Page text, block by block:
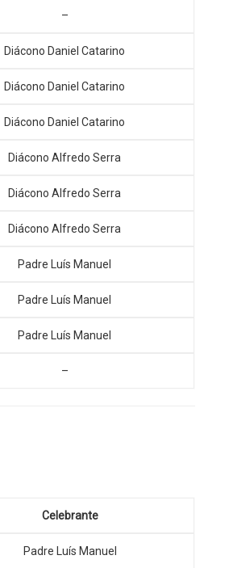
–
Diácono Daniel Catarino
Diácono Daniel Catarino
Diácono Daniel Catarino
Diácono Alfredo Serra
Diácono Alfredo Serra
Diácono Alfredo Serra
Padre Luís Manuel
Padre Luís Manuel
Padre Luís Manuel
–
Celebrante
Padre Luís Manuel